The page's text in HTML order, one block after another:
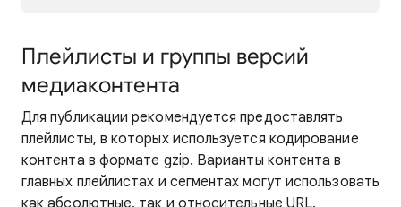
Плейлисты и группы версий
медиаконтента
Для публикации рекомендуется предоставлять
плейлисты, в которых используется кодирование
контента в формате gzip. Варианты контента в
главных плейлистах и сегментах могут использовать
как абсолютные, так и относительные URL.